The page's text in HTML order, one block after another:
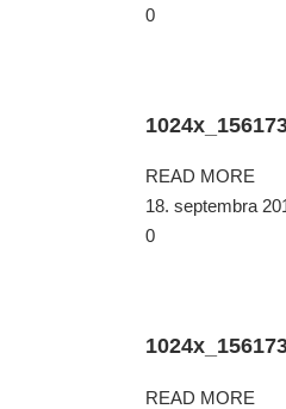
0
READ MORE
18. septembra
0
READ MORE